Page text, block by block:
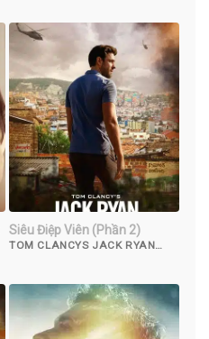
Siêu Điệp Viên (Phần 2)
TOM CLANCYS JACK RYAN